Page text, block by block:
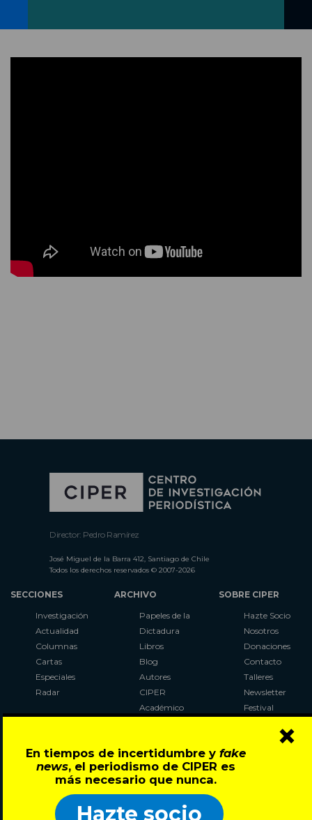
En tiempos de incertidumbre y fake
news, el periodismo de CIPER es
más necesario que nunca.
Hazte socio
×
Director: Pedro Ramírez
José Miguel de la Barra 412, Santiago de Chile
Todos los derechos reservados © 2007-2026
SECCIONES
Investigación
Actualidad
Columnas
Cartas
Especiales
Radar
ARCHIVO
Papeles de la
Dictadura
Libros
Blog
Autores
CIPER
Académico
Al Plebiscito
con CIPER
SOBRE CIPER
Hazte Socio
Nosotros
Donaciones
Contacto
Talleres
Newsletter
Festival